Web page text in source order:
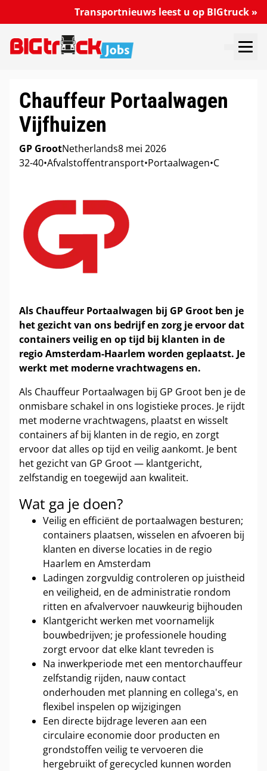
Transportnieuws leest u op BIGtruck »
Chauffeur Portaalwagen
Vijfhuizen
GP GrootNetherlands8 mei 2026
32-40•Afvalstoffentransport•Portaalwagen•C
Als Chauffeur Portaalwagen bij GP Groot ben je
het gezicht van ons bedrijf en zorg je ervoor dat
containers veilig en op tijd bij klanten in de
regio Amsterdam-Haarlem worden geplaatst. Je
werkt met moderne vrachtwagens en.
Als Chauffeur Portaalwagen bij GP Groot ben je de
onmisbare schakel in ons logistieke proces. Je rijdt
met moderne vrachtwagens, plaatst en wisselt
containers af bij klanten in de regio, en zorgt
ervoor dat alles op tijd en veilig aankomt. Je bent
het gezicht van GP Groot — klantgericht,
zelfstandig en toegewijd aan kwaliteit.
Wat ga je doen?
Veilig en efficiënt de portaalwagen besturen;
containers plaatsen, wisselen en afvoeren bij
klanten en diverse locaties in de regio
Haarlem en Amsterdam
Ladingen zorgvuldig controleren op juistheid
en veiligheid, en de administratie rondom
ritten en afvalvervoer nauwkeurig bijhouden
Klantgericht werken met voornamelijk
bouwbedrijven; je professionele houding
zorgt ervoor dat elke klant tevreden is
Na inwerkperiode met een mentorchauffeur
zelfstandig rijden, nauw contact
onderhouden met planning en collega's, en
flexibel inspelen op wijzigingen
Een directe bijdrage leveren aan een
circulaire economie door producten en
grondstoffen veilig te vervoeren die
hergebruikt of gerecycled kunnen worden